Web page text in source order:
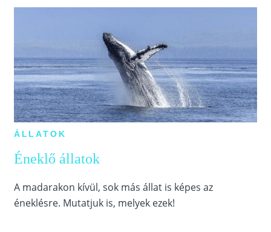
ÁLLATOK
Éneklő állatok
A madarakon kívül, sok más állat is képes az
éneklésre. Mutatjuk is, melyek ezek!